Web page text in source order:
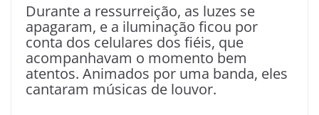
Durante a ressurreição, as luzes se
apagaram, e a iluminação ficou por
conta dos celulares dos fiéis, que
acompanhavam o momento bem
atentos. Animados por uma banda, eles
cantaram músicas de louvor.